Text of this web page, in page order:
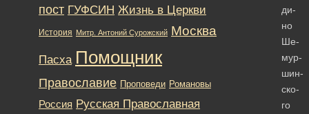
ди­
но
Ше­
мур­
шин­
ско­
го
пост ГУФСИН Жизнь в Церкви
История Митр. Антоний Сурожский Москва
Пасха Помощник
Православие Проповеди Романовы
Россия Русская Православная